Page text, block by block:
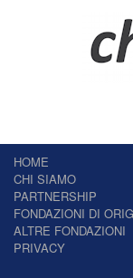
HOME
CHI SIAMO
PARTNERSHIP
FONDAZIONI DI
ALTRE FONDAZIONI
PRIVACY